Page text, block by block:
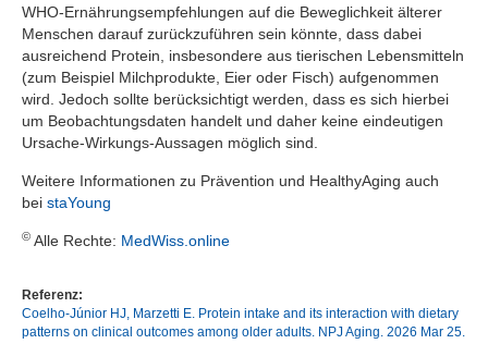
WHO‑Ernährungsempfehlungen auf die Beweglichkeit älterer
Menschen darauf zurückzuführen sein könnte, dass dabei
ausreichend Protein, insbesondere aus tierischen Lebensmitteln
(zum Beispiel Milchprodukte, Eier oder Fisch) aufgenommen
wird. Jedoch sollte berücksichtigt werden, dass es sich hierbei
um Beobachtungsdaten handelt und daher keine eindeutigen
Ursache‑Wirkungs‑Aussagen möglich sind.
Weitere Informationen zu Prävention und HealthyAging auch
bei staYoung
© Alle Rechte: MedWiss.online
Referenz:
Coelho-Júnior HJ, Marzetti E. Protein intake and its interaction with dietary
patterns on clinical outcomes among older adults. NPJ Aging. 2026 Mar 25.